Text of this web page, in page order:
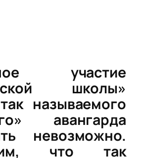
участие
школы»
называемого
авангарда
невозможно.
что так